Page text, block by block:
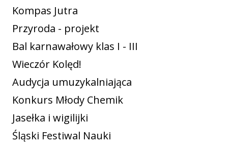
Kompas Jutra
Przyroda - projekt
Bal karnawałowy klas I - III
Wieczór Kolęd!
Audycja umuzykalniająca
Konkurs Młody Chemik
Jasełka i wigilijki
Śląski Festiwal Nauki